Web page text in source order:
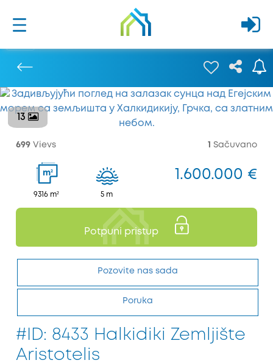
13
699 Vievs 1 Sačuvano
m2
9316 m² 5 m
1.600.000 €
Potpuni pristup
Pozovite nas sada
Poruka
#ID: 8433 Halkidiki Zemljište
Aristotelis